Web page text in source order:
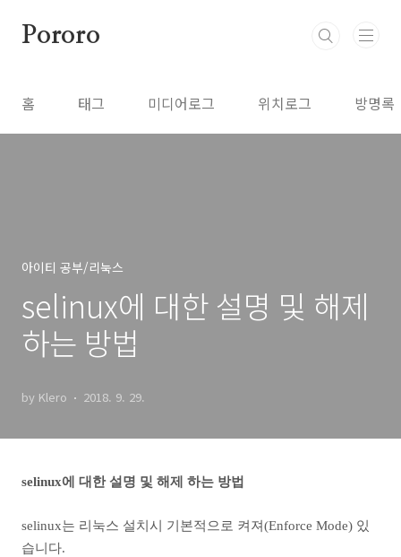
Pororo
홈 태그 미디어로그 위치로그 방명록
아이티 공부/리눅스
selinux에 대한 설명 및 해제
하는 방법
by Klero 2018. 9. 29.
selinux에 대한 설명 및 해제 하는 방법
selinux는 리눅스 설치시 기본적으로 켜져(Enforce Mode) 있
습니다.